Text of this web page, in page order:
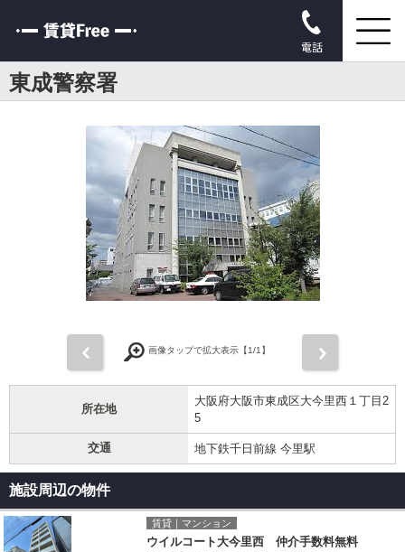
電話
東成警察署
画像タップで拡大表示【1/1】
所在地
大阪府大阪市東成区大今里西１丁目2
5
交通 地下鉄千日前線 今里駅
施設周辺の物件
賃貸｜マンション
ウイルコート大今里西 仲介手数料無料